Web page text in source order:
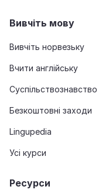
Вивчіть мову
Вивчіть норвезьку
Вчити англійську
Суспільствознавство
Безкоштовні заходи
Lingupedia
Усі курси
Ресурси